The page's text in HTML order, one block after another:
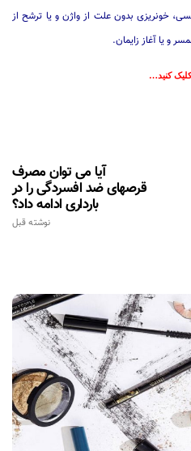
خونریزی بدون علت از واژن و یا ترشح از
و یا آغاز زایمان.
کلیک کنید…
آیا می توان مصرف
قرصهای ضد افسردگی را در
بارداری ادامه داد؟
نوشته قبل